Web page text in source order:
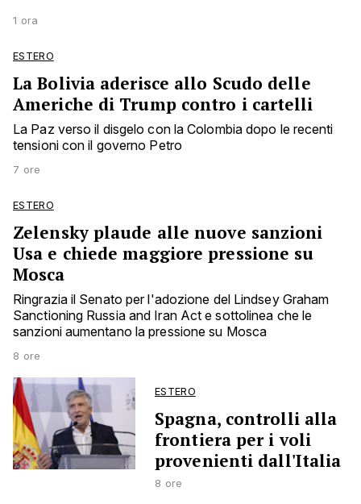
1 ora
ESTERO
La Bolivia aderisce allo Scudo delle
Americhe di Trump contro i cartelli
La Paz verso il disgelo con la Colombia dopo le recenti
tensioni con il governo Petro
7 ore
ESTERO
Zelensky plaude alle nuove sanzioni
Usa e chiede maggiore pressione su
Mosca
Ringrazia il Senato per l'adozione del Lindsey Graham
Sanctioning Russia and Iran Act e sottolinea che le
sanzioni aumentano la pressione su Mosca
8 ore
ESTERO
Spagna, controlli alla
frontiera per i voli
provenienti dall'Italia
8 ore